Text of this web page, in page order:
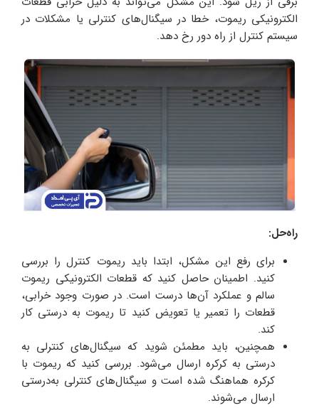
الکترونیکی ریموت، خطا در سیگنال‌های کنترلی یا مشکلات در
سیستم کنترل از راه دور رخ دهد.
راه‌حل:
برای رفع این مشکل، ابتدا باید ریموت کنترل را بررسی
کنید. اطمینان حاصل کنید که قطعات الکترونیکی ریموت
سالم و عملکرد آن‌ها درست است. در صورت وجود خرابی،
قطعات را تعمیر یا تعویض کنید تا ریموت به درستی کار
کند.
همچنین، باید مطمئن شوید که سیگنال‌های کنترلی به‌
درستی به کرکره ارسال می‌شود. بررسی کنید که ریموت با
کرکره هماهنگ شده است و سیگنال‌های کنترلی به‌درستی
ارسال می‌شوند.